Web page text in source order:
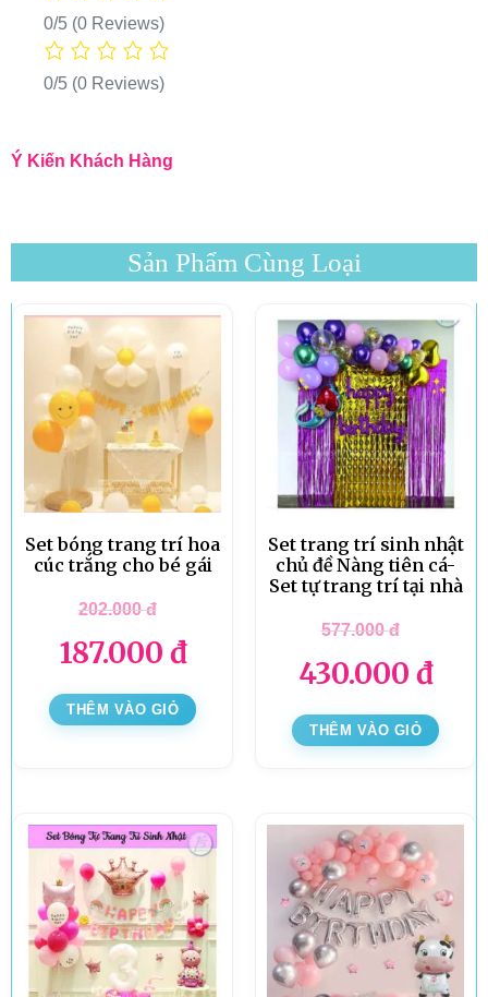
0/5 (0 Reviews)
0/5 (0 Reviews)
Ý Kiến Khách Hàng
Sản Phẩm Cùng Loại
Set bóng trang trí hoa
cúc trắng cho bé gái
202.000đ
187.000 đ
THÊM VÀO GIỎ
Set trang trí sinh nhật
chủ đề Nàng tiên cá-
Set tự trang trí tại nhà
577.000đ
430.000 đ
THÊM VÀO GIỎ